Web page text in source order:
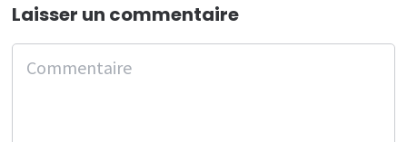
Laisser un commentaire